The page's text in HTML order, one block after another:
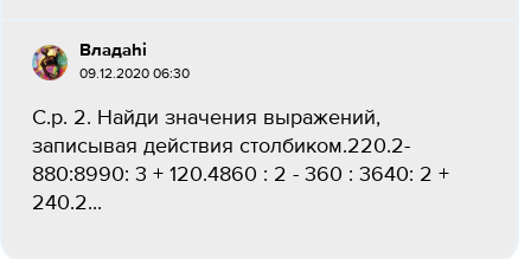
Владаhi
09.12.2020 06:30
С.р. 2. Найди значения выражений,
записывая действия столбиком.220.2-
880:8990: 3 + 120.4860 : 2 - 360 : 3640: 2 +
240.2​...